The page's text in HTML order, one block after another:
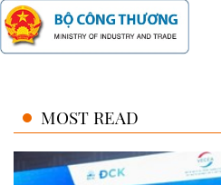
MOST READ